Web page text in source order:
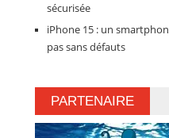
sécurisée
iPhone 15 : un
pas sans défauts
PARTENAIRE